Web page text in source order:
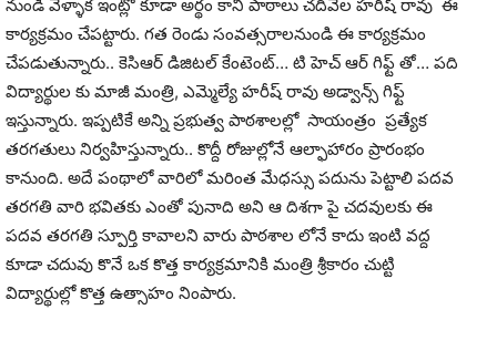
నుండి వెళ్ళాక ఇంట్లో కూడా అర్థం కానీ పాఠాలు చదివేల హరీష్ రావు ఈ
కార్యక్రమం చేపట్టారు. గత రెండు సంవత్సరాలనుండి ఈ కార్యక్రమం
చేపడుతున్నారు.. కెసిఆర్ డిజిటల్ కేంటెంట్… టి హెచ్ ఆర్ గిఫ్ట్ తో… పది
విద్యార్థుల కు మాజీ మంత్రి, ఎమ్మెల్యే హరీష్ రావు అడ్వాన్స్ గిఫ్ట్
ఇస్తున్నారు. ఇప్పటికే అన్ని ప్రభుత్వ పాఠశాలల్లో సాయంత్రం ప్రత్యేక
తరగతులు నిర్వహిస్తున్నారు.. కొద్దీ రోజుల్లోనే ఆల్ఫాహారం ప్రారంభం
కానుంది. అదే పంథాలో వారిలో మరింత మేధస్సు పదును పెట్టాలి పదవ
తరగతి వారి భవితకు ఎంతో పునాది అని ఆ దిశగా పై చదవులకు ఈ
పదవ తరగతి స్పూర్తి కావాలని వారు పాఠశాల లోనే కాదు ఇంటి వద్ద
కూడా చదువు కొనే ఒక కొత్త కార్యక్రమానికి మంత్రి శ్రీకారం చుట్టి
విద్యార్థుల్లో కొత్త ఉత్సాహం నింపారు.